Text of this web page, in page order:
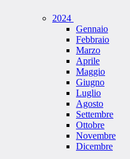
2024
Gennaio
Febbraio
Marzo
Aprile
Maggio
Giugno
Luglio
Agosto
Settembre
Ottobre
Novembre
Dicembre